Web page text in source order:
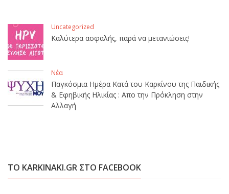
Uncategorized
Καλύτερα ασφαλής, παρά να μετανιώσεις!
Νέα
Παγκόσμια Ημέρα Κατά του Καρκίνου της Παιδικής
& Εφηβικής Ηλικίας : Απο την Πρόκληση στην
Αλλαγή
ΤΟ KARKINAKI.GR ΣΤΟ FACEBOOK